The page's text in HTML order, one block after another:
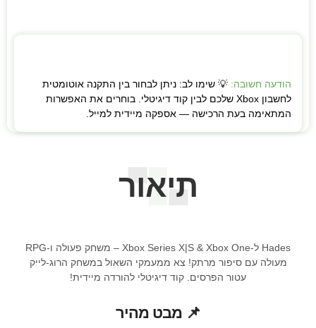
הודעה חשובה: 💡 שימו לב: ניתן לבחור בין התקנה אוטומטית
לחשבון Xbox שלכם לבין קוד דיגיטלי. בוחרים את האפשרות
המתאימה בעת הרכישה — אספקה מיידית למייל.
תיאור
Hades ל-Xbox Series X|S & Xbox One – משחק פעולה ו-RPG
מעולה עם סיפור מרתק! צא ממעמקי השאול במשחק הרוג-לייק
עטור הפרסים. קוד דיגיטלי להורדה מיידית!
📌 מבט מהיר